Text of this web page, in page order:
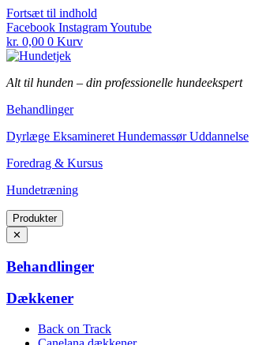
Fortsæt til indhold
Facebook InstagramYoutube
kr. 0,00 0 Kurv
Alt til hunden – din professionelle hundeekspert
Behandlinger
Dyrlæge Eksamineret Hundemassør Uddannelse
Foredrag & Kursus
Hundetræning
Produkter
✕
Behandlinger
Dækkener
Back on Track